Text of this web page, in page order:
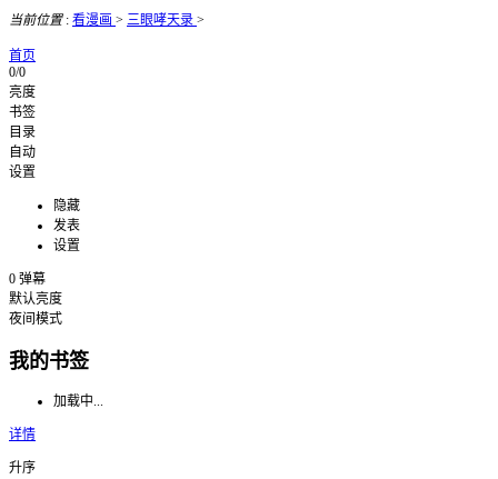
当前位置: 看漫画 > 三眼哮天录 >
首页
0/0
亮度
书签
目录
自动
设置
隐藏
发表
设置
0 弹幕
默认亮度
夜间模式
我的书签
加载中...
详情
升序